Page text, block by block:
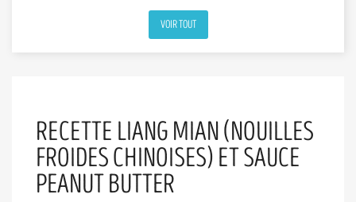
VOIR TOUT
RECETTE LIANG MIAN (NOUILLES
FROIDES CHINOISES) ET SAUCE
PEANUT BUTTER